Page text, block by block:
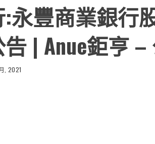
永豐商業銀行
| Anue鉅亨 –
, 2021